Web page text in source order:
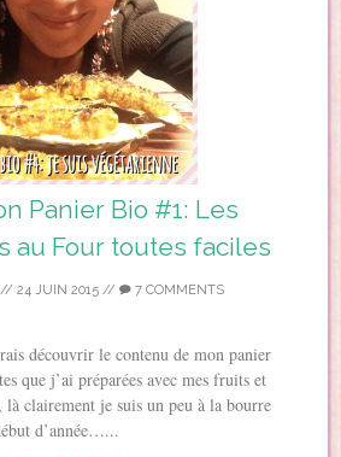
Panier Bio #1: Les
au Four toutes faciles
// 24 JUIN 2015 // 7 COMMENTS
découvrir le contenu de mon panier
que j’ai préparées avec mes fruits et
là clairement je suis un peu à la bourre
d’année…...